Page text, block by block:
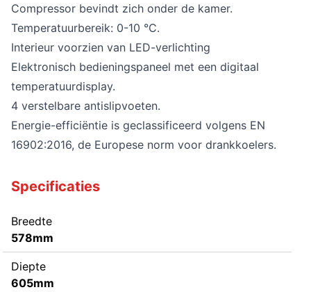
Compressor bevindt zich onder de kamer.
Temperatuurbereik: 0-10 °C.
Interieur voorzien van LED-verlichting
Elektronisch bedieningspaneel met een digitaal
temperatuurdisplay.
4 verstelbare antislipvoeten.
Energie-efficiëntie is geclassificeerd volgens EN
16902:2016, de Europese norm voor drankkoelers.
Specificaties
Breedte
578mm
Diepte
605mm